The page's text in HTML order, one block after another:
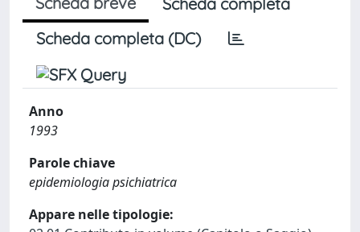
Scheda completa (DC)
Anno
1993
Parole chiave
epidemiologia psichiatrica
Appare nelle tipologie: